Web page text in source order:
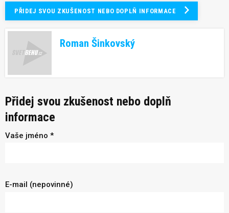
PŘIDEJ SVOU ZKUŠENOST NEBO DOPLŇ INFORMACE
Roman Šinkovský
Přidej svou zkušenost nebo doplň
informace
Vaše jméno *
E-mail (nepovinné)